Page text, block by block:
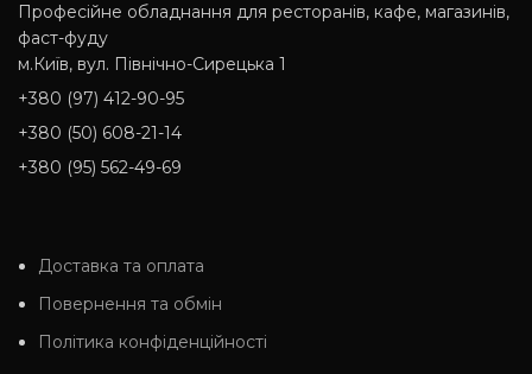
Професійне обладнання для ресторанів, кафе, магазинів,
фаст-фуду
м.Київ, вул. Північно-Сирецька 1
+380 (97) 412-90-95
+380 (50) 608-21-14
+380 (95) 562-49-69
Доставка та оплата
Повернення та обмін
Політика конфіденційності